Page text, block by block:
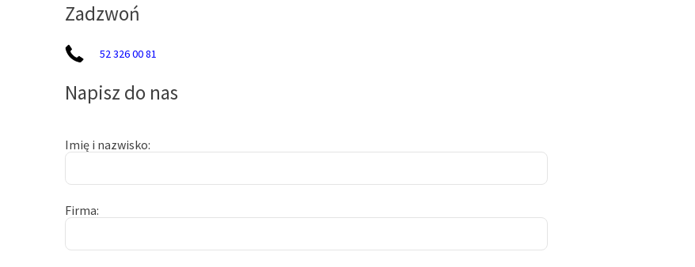
Zadzwoń
52 326 00 81
Napisz do nas
Imię i nazwisko
Firma